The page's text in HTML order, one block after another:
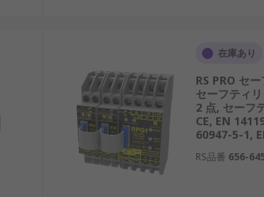
在庫あり
RS PRO セ
セーフティ
2 点, セーフ
CE, EN
60947-5-1,
RS品番 656-